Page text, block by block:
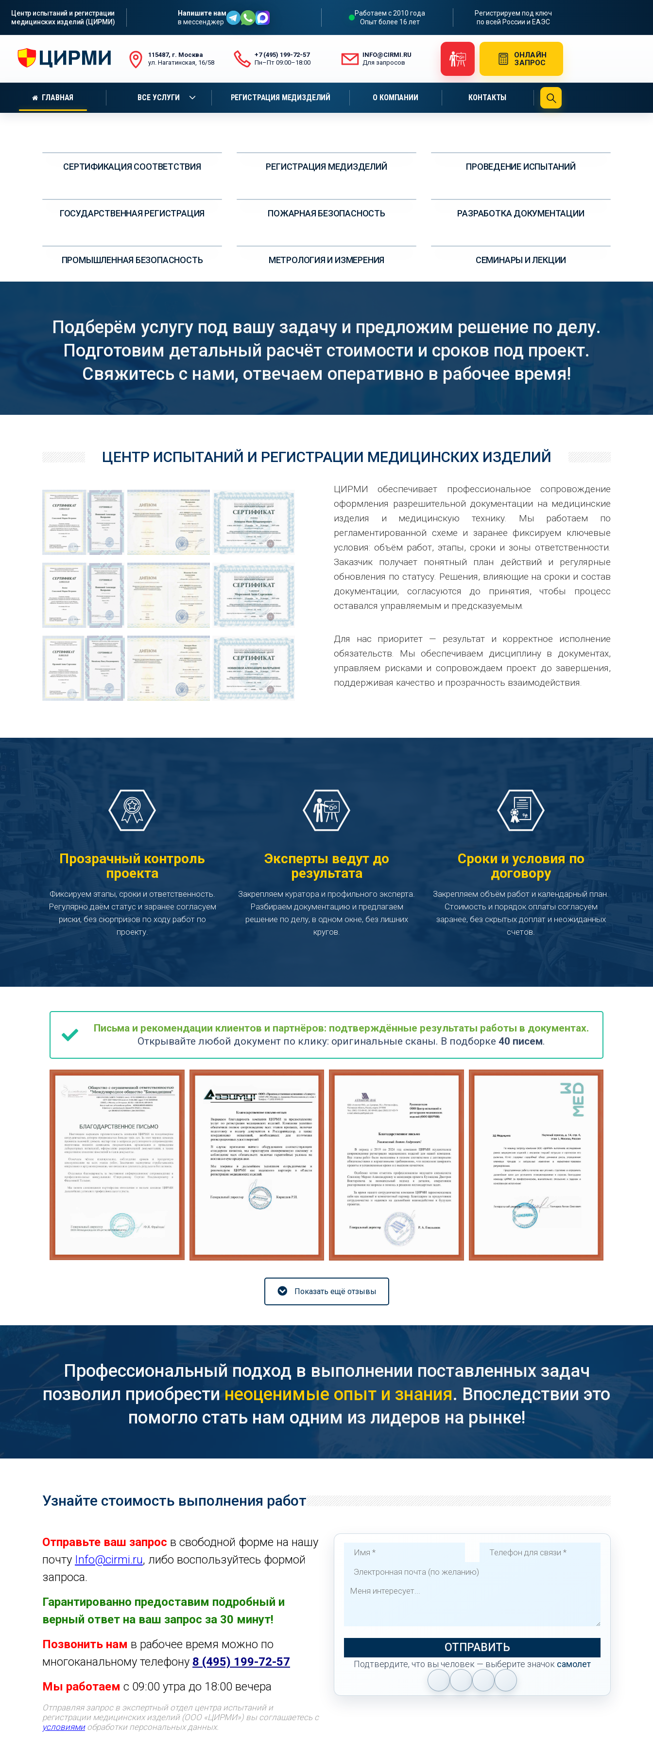
Центр испытаний и регистрации
медицинских изделий (ЦИРМИ)
Напишите нам
в мессенджер
Работаем с 2010 года
Опыт более 16 лет
Регистрируем под ключ
по всей России и ЕАЭС
115487, г. Москва
ул. Нагатинская, 16/58
+7 (495) 199-72-57
Пн–Пт 09:00–18:00
INFO@CIRMI.RU
Для запросов
ОНЛАЙН
ЗАПРОС
ГЛАВНАЯ ВСЕ УСЛУГИ РЕГИСТРАЦИЯ МЕДИЗДЕЛИЙ О КОМПАНИИ КОНТАКТЫ
ОПИШИТЕ ИЗДЕЛИЕ, МЫ ОЦЕНИМ МАРШРУТ, СРОКИ И БЮДЖЕТ.ПОЛУЧИТЬ РАСЧЁТ
УЗНАЙТЕ ПОДРОБНЕЕ
СЕРТИФИКАЦИЯ СООТВЕТСТВИЯ УЗНАЙТЕ ПОДРОБНЕЕ
РЕГИСТРАЦИЯ МЕДИЗДЕЛИЙ УЗНАЙТЕ ПОДРОБНЕЕ
ПРОВЕДЕНИЕ ИСПЫТАНИЙ
УЗНАЙТЕ ПОДРОБНЕЕ
ГОСУДАРСТВЕННАЯ РЕГИСТРАЦИЯ УЗНАЙТЕ ПОДРОБНЕЕ
ПОЖАРНАЯ БЕЗОПАСНОСТЬ УЗНАЙТЕ ПОДРОБНЕЕ
РАЗРАБОТКА ДОКУМЕНТАЦИИ
УЗНАЙТЕ ПОДРОБНЕЕ
ПРОМЫШЛЕННАЯ БЕЗОПАСНОСТЬ УЗНАЙТЕ ПОДРОБНЕЕ
МЕТРОЛОГИЯ И ИЗМЕРЕНИЯ УЗНАЙТЕ ПОДРОБНЕЕ
СЕМИНАРЫ И ЛЕКЦИИ
Подберём услугу под вашу задачу и предложим решение по делу.
Подготовим детальный расчёт стоимости и сроков под проект.
Свяжитесь с нами, отвечаем оперативно в рабочее время!
ЦЕНТР ИСПЫТАНИЙ И РЕГИСТРАЦИИ МЕДИЦИНСКИХ ИЗДЕЛИЙ
ЦИРМИ обеспечивает профессиональное сопровождение
оформления разрешительной документации на медицинские
изделия и медицинскую технику. Мы работаем по
регламентированной схеме и заранее фиксируем ключевые
условия: объём работ, этапы, сроки и зоны ответственности.
Заказчик получает понятный план действий и регулярные
обновления по статусу. Решения, влияющие на сроки и состав
документации, согласуются до принятия, чтобы процесс
оставался управляемым и предсказуемым.
Для нас приоритет — результат и корректное исполнение
обязательств. Мы обеспечиваем дисциплину в документах,
управляем рисками и сопровождаем проект до завершения,
поддерживая качество и прозрачность взаимодействия.
Прозрачный контроль
проекта
Фиксируем этапы, сроки и ответственность.
Регулярно даём статус и заранее согласуем
риски, без сюрпризов по ходу работ по
проекту.
Эксперты ведут до
результата
Закрепляем куратора и профильного эксперта.
Разбираем документацию и предлагаем
решение по делу, в одном окне, без лишних
кругов.
Сроки и условия по
договору
Закрепляем объём работ и календарный план.
Стоимость и порядок оплаты согласуем
заранее, без скрытых доплат и неожиданных
счетов.
Письма и рекомендации клиентов и партнёров: подтверждённые результаты работы в документах.
Открывайте любой документ по клику: оригинальные сканы. В подборке 40 писем.
МО Биомедицина:
регуляторное
сопровождение и
изменения в
регудостоверении
Азимут:
регистрация
оборудования и
получение РУ РЗН
Атлантис-Пак:
регистрация
упаковки для
медицинских
изделий
3D Медицина:
аналитика рынка
медицинских
изделий и
Показать ещё отзывы
Профессиональный подход в выполнении поставленных задач
позволил приобрести неоценимые опыт и знания. Впоследствии это
помогло стать нам одним из лидеров на рынке!
Узнайте стоимость выполнения работ
Отправьте ваш запрос в свободной форме на нашу
почту Info@cirmi.ru, либо воспользуйтесь формой
запроса.
Гарантированно предоставим подробный и
верный ответ на ваш запрос за 30 минут!
Позвонить нам в рабочее время можно по
многоканальному телефону 8 (495) 199-72-57
Мы работаем с 09:00 утра до 18:00 вечера
Отправляя запрос в экспертный отдел центра испытаний и
регистрации медицинских изделий (ООО «ЦИРМИ») вы соглашаетесь с
условиямиобработки персональных данных.
Подтвердите, что вы человек — выберите значок самолет
1 2 3 4
Подтвердите,